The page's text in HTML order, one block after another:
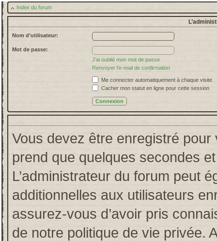
Index du forum
Nom d’utilisateur:
Mot de passe:
J’ai oublié mon mot de passe
Renvoyer l’e-mail de confirmation
Me connecter automatiquement à chaque visite
Cacher mon statut en ligne pour cette session
Vous devez être enregistré pour
prend que quelques secondes
L’administrateur du forum peut
additionnelles aux utilisateurs
assurez-vous d’avoir pris
de notre politique de vie privée.